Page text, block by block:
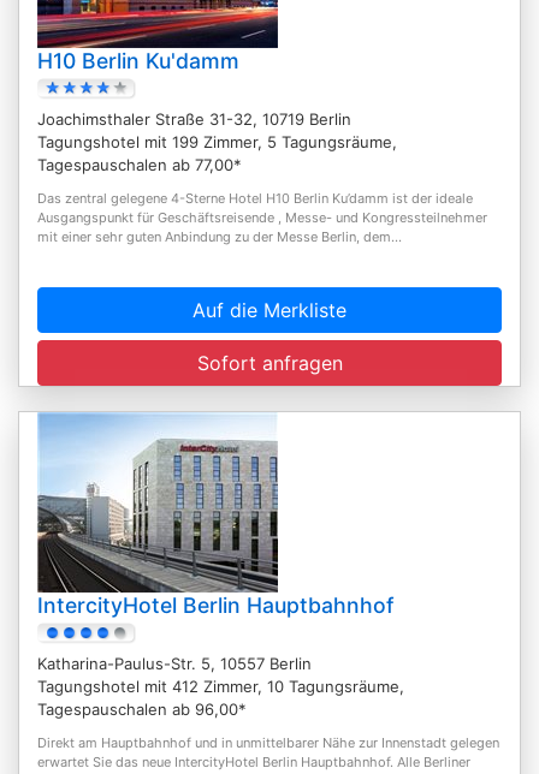
H10 Berlin Ku'damm
Joachimsthaler Straße 31-32, 10719 Berlin
Tagungshotel mit 199 Zimmer, 5 Tagungsräume,
Tagespauschalen ab 77,00*
Das zentral gelegene 4-Sterne Hotel H10 Berlin Ku’damm ist der ideale
Ausgangspunkt für Geschäftsreisende , Messe- und Kongressteilnehmer
mit einer sehr guten Anbindung zu der Messe Berlin, dem...
Auf die Merkliste
Sofort anfragen
IntercityHotel Berlin Hauptbahnhof
Katharina-Paulus-Str. 5, 10557 Berlin
Tagungshotel mit 412 Zimmer, 10 Tagungsräume,
Tagespauschalen ab 96,00*
Direkt am Hauptbahnhof und in unmittelbarer Nähe zur Innenstadt gelegen
erwartet Sie das neue IntercityHotel Berlin Hauptbahnhof. Alle Berliner